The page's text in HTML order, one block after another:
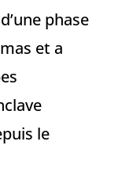
phase
et a
le